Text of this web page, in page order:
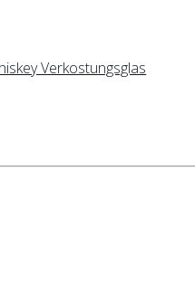
Verkostungsglas